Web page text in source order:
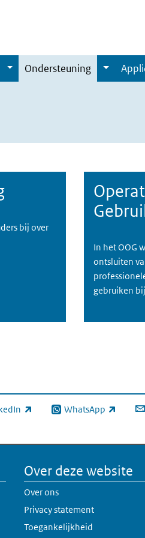
Ondersteuning
bij over
In het OOG
ontsluiten
gebruiken
link) WhatsApp
(externe link)
Over deze website
Over ons
Privacy statement
Toegankelijkheid